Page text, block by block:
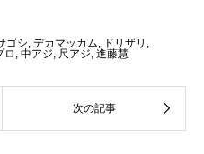
ゴシ, デカマッカム, ドリザリ ,
ロ , 中アジ, 尺アジ, 進藤慧